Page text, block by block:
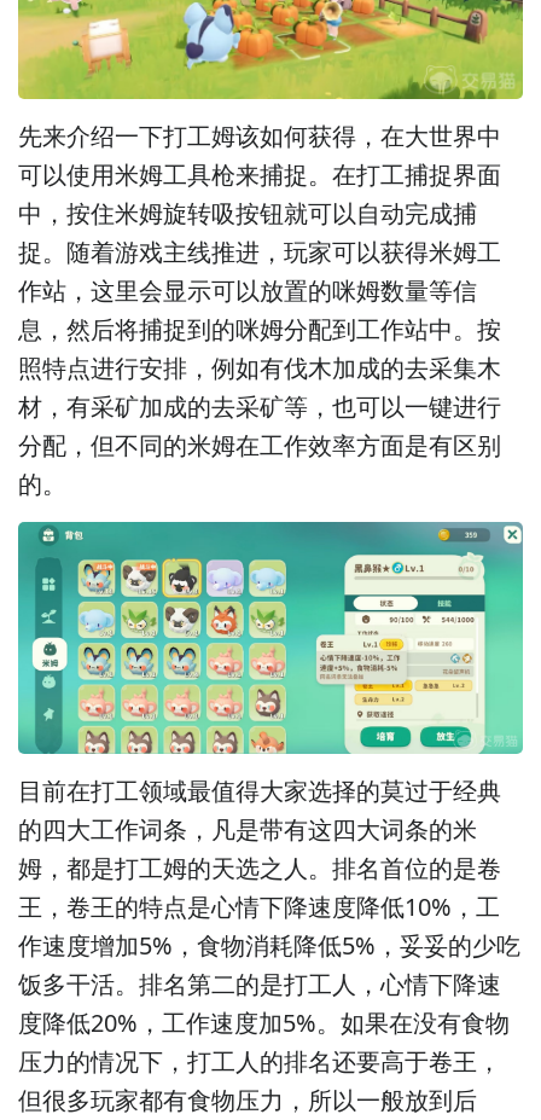
先来介绍一下打工姆该如何获得，在大世界中
可以使用米姆工具枪来捕捉。在打工捕捉界面
中，按住米姆旋转吸按钮就可以自动完成捕
捉。随着游戏主线推进，玩家可以获得米姆工
作站，这里会显示可以放置的咪姆数量等信
息，然后将捕捉到的咪姆分配到工作站中。按
照特点进行安排，例如有伐木加成的去采集木
材，有采矿加成的去采矿等，也可以一键进行
分配，但不同的米姆在工作效率方面是有区别
的。
目前在打工领域最值得大家选择的莫过于经典
的四大工作词条，凡是带有这四大词条的米
姆，都是打工姆的天选之人。排名首位的是卷
王，卷王的特点是心情下降速度降低10%，工
作速度增加5%，食物消耗降低5%，妥妥的少吃
饭多干活。排名第二的是打工人，心情下降速
度降低20%，工作速度加5%。如果在没有食物
压力的情况下，打工人的排名还要高于卷王，
但很多玩家都有食物压力，所以一般放到后